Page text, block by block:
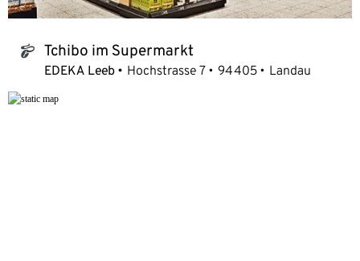
tchibo_logo Tchibo im Supermarkt
EDEKA Leeb Hochstrasse 7 94405 Landau